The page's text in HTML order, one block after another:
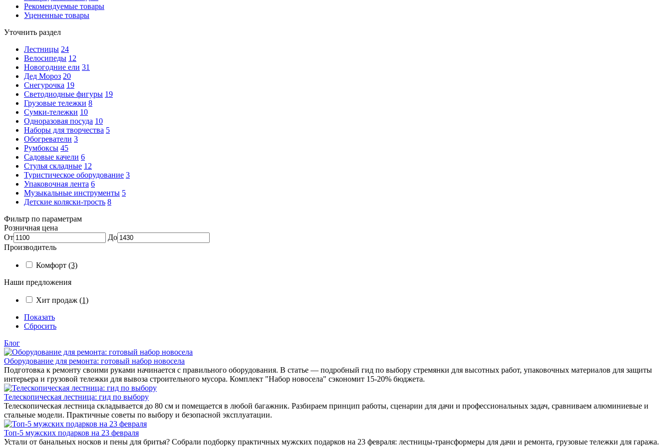
Рекомендуемые товары
Уцененные товары
Уточнить раздел
Лестницы 24
Велосипеды 12
Новогодние ели 31
Дед Мороз 20
Снегурочка 19
Светодиодные фигуры 19
Грузовые тележки 8
Сумки-тележки 10
Одноразовая посуда 10
Наборы для творчества 5
Обогреватели 3
Румбоксы 45
Садовые качели 6
Стулья складные 12
Туристическое оборудование 3
Упаковочная лента 6
Музыкальные инструменты 5
Детские коляски-трость 8
Фильтр по параметрам
Розничная цена
От
До
Производитель
Комфорт (3)
Наши предложения
Хит продаж (1)
Показать
Сбросить
Блог
Оборудование для ремонта: готовый набор новосела
Подготовка к ремонту своими руками начинается с правильного оборудования. В статье — подробный гид по выбору стремянки для высотных работ, упаковочных материалов для защиты
интерьера и грузовой тележки для вывоза строительного мусора. Комплект "Набор новосела" сэкономит 15-20% бюджета.
Телескопическая лестница: гид по выбору
Телескопическая лестница складывается до 80 см и помещается в любой багажник. Разбираем принцип работы, сценарии для дачи и профессиональных задач, сравниваем алюминиевые и
стальные модели. Практичные советы по выбору и безопасной эксплуатации.
Топ-5 мужских подарков на 23 февраля
Устали от банальных носков и пены для бритья? Собрали подборку практичных мужских подарков на 23 февраля: лестницы-трансформеры для дачи и ремонта, грузовые тележки для гаража.